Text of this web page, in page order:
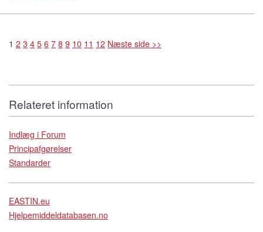
1 2 3 4 5 6 7 8 9 10 11 12 Næste side >>
Relateret information
Indlæg i Forum
Principafgørelser
Standarder
EASTIN.eu
Hjelpemiddeldatabasen.no